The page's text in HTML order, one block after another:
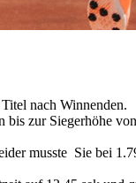
nach Winnenden.
zur Siegerhöhe
musste Sie bei